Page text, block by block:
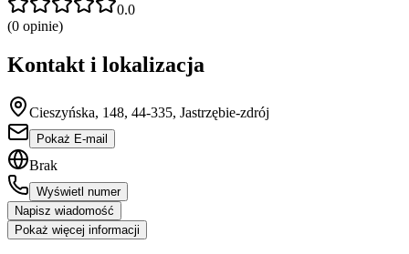
0.0
(0 opinie)
Kontakt i lokalizacja
Cieszyńska, 148, 44-335, Jastrzębie-zdrój
Pokaż E-mail
Brak
Wyświetl numer
Napisz wiadomość
Pokaż więcej informacji